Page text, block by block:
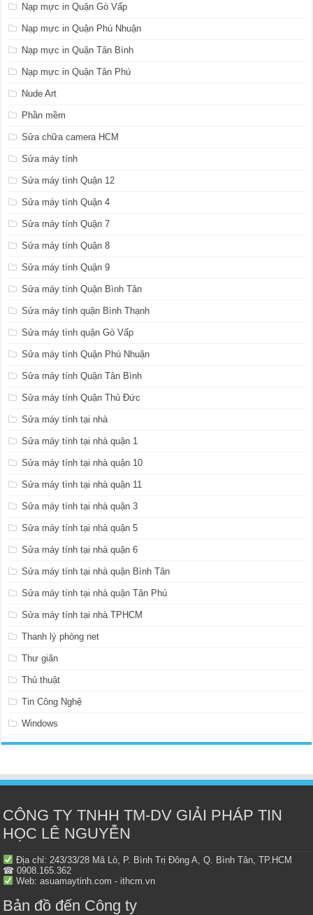
Nạp mực in Quận Gò Vấp
Nạp mực in Quận Phú Nhuận
Nạp mực in Quận Tân Bình
Nạp mực in Quận Tân Phú
Nude Art
Phần mềm
Sửa chữa camera HCM
Sửa máy tính
Sửa máy tính Quận 12
Sửa máy tính Quận 4
Sửa máy tính Quận 7
Sửa máy tính Quận 8
Sửa máy tính Quận 9
Sửa máy tính Quận Bình Tân
Sửa máy tính quận Bình Thạnh
Sửa máy tính quận Gò Vấp
Sửa máy tính Quận Phú Nhuận
Sửa máy tính Quận Tân Bình
Sửa máy tính Quận Thủ Đức
Sửa máy tính tại nhà
Sửa máy tính tại nhà quận 1
Sửa máy tính tại nhà quận 10
Sửa máy tính tại nhà quận 11
Sửa máy tính tại nhà quận 3
Sửa máy tính tại nhà quận 5
Sửa máy tính tại nhà quận 6
Sửa máy tính tại nhà quận Bình Tân
Sửa máy tính tại nhà quận Tân Phú
Sửa máy tính tại nhà TPHCM
Thanh lý phòng net
Thư giãn
Thủ thuật
Tin Công Nghệ
Windows
CÔNG TY TNHH TM-DV GIẢI PHÁP TIN
HỌC LÊ NGUYỄN
Địa chỉ: 243/33/28 Mã Lò, P. Bình Trị Đông A, Q. Bình Tân, TP.HCM
☎ 0908.165.362
Web: asuamaytinh.com - ithcm.vn
Bản đồ đến Công ty